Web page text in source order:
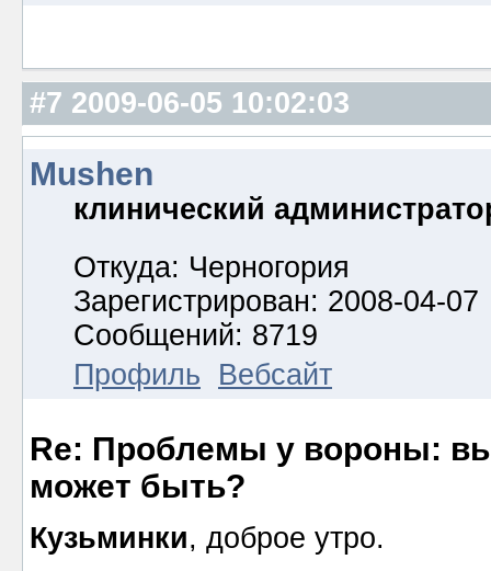
#7 2009-06-05 10:02:03
Mushen
клинический
Откуда: Черногория
Зарегистрирован: 2008-04-07
Сообщений: 8719
Профиль
Вебсайт
Re: Проблемы у вороны:
может быть?
Кузьминки, доброе утро.